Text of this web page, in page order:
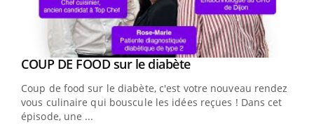
Youtube
COUP DE FOOD sur le diabèteYoutube
Coup de food sur le diabète, c'est votre nouveau rendez-
vous culinaire qui bouscule les idées reçues ! Dans cet
épisode, une ...